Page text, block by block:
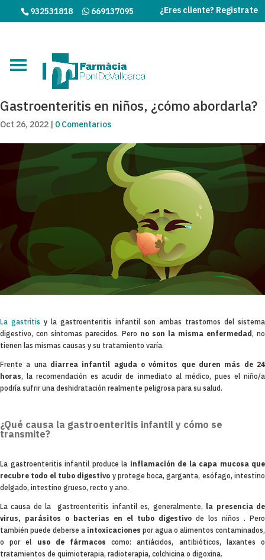
932531818 669137095 ¿Eres cliente? Registrate
Gastroenteritis en niños, ¿cómo abordarla?
Oct 26, 2022 | 0 Comentarios
La gastritis y la gastroenteritis infantil son ambas trastornos del sistema
digestivo, con síntomas parecidos. Pero no son la misma enfermedad, no
tienen las mismas causas y su tratamiento varía.
Frente a una diarrea infantil aguda o vómitos que duren más de 24
horas, la recomendación es acudir de inmediato al médico, pues el niño/a
podría sufrir una deshidratación realmente peligrosa para su salud.
¿Qué causa la gastroenteritis infantil y cómo se
transmite?
La gastroenteritis infantil produce la inflamación de la capa mucosa que
recubre todo el tubo digestivo y protege boca, garganta, esófago, intestino
delgado, intestino grueso, recto y ano.
La causa de la gastroenteritis infantil es, generalmente, la presencia de
virus, parásitos o bacterias en el tubo digestivo de los niños . Pero
también puede deberse a intoxicaciones por agua o alimentos contaminados,
o por el uso de fármacos como: antiácidos, antibióticos, laxantes o
tratamientos de quimioterapia, radioterapia, colchicina o digoxina.